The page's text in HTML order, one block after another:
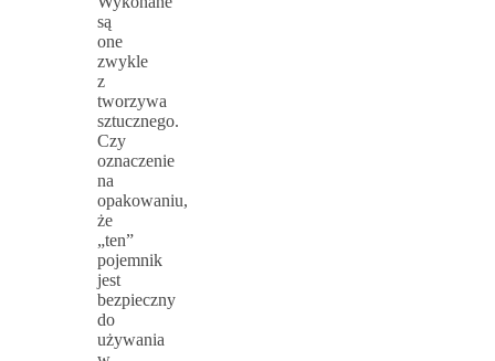
są
one
zwykle
z
tworzywa
sztucznego.
Czy
oznaczenie
na
opakowaniu,
że
„ten”
pojemnik
jest
bezpieczny
do
używania